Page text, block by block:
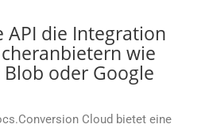
die Integration
wie
Blob oder Google
Cloud bietet eine